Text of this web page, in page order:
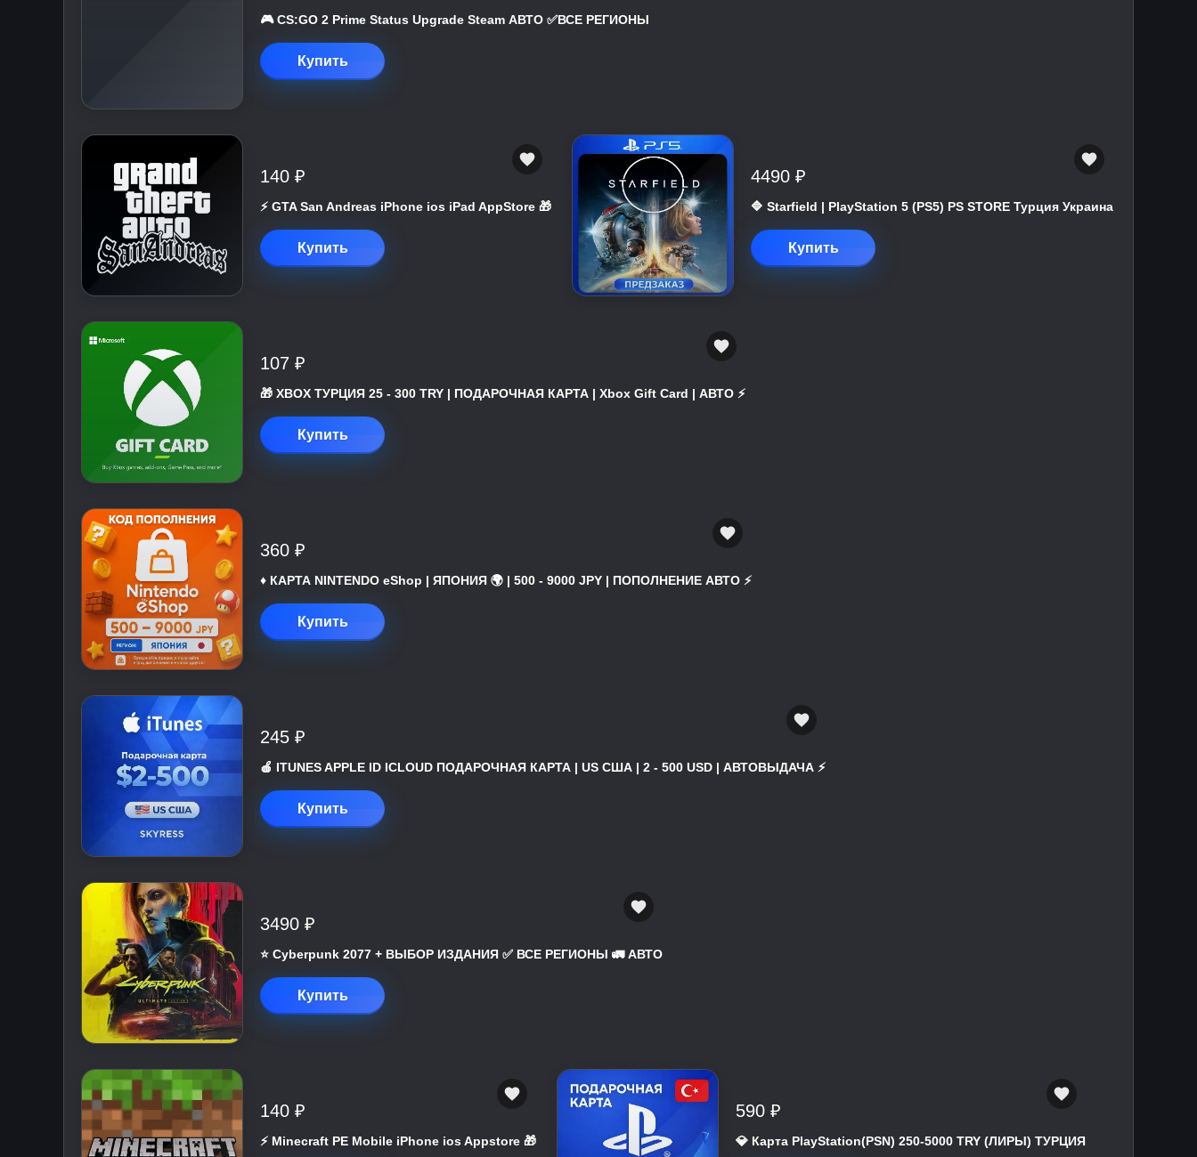
🎮 CS:GO 2 Prime Status Upgrade Steam АВТО ✅ВСЕ РЕГИОНЫ
Купить
140 ₽
⚡️ GTA San Andreas iPhone ios iPad AppStore 🎁
Купить
4490 ₽
🔷 Starfield | PlayStation 5 (PS5) PS STORE Турция Украина
Купить
107 ₽
🎁 XBOX ТУРЦИЯ 25 - 300 TRY | ПОДАРОЧНАЯ КАРТА | Xbox Gift Card | АВТО ⚡
Купить
360 ₽
♦️ КАРТА NINTENDO eShop | ЯПОНИЯ 🌍 | 500 - 9000 JPY | ПОПОЛНЕНИЕ АВТО ⚡
Купить
245 ₽
🍎 ITUNES APPLE ID ICLOUD ПОДАРОЧНАЯ КАРТА | US США | 2 - 500 USD | АВТОВЫДАЧА ⚡️
Купить
3490 ₽
⭐ Cyberpunk 2077 + ВЫБОР ИЗДАНИЯ ✅ ВСЕ РЕГИОНЫ 🚛 АВТО
Купить
140 ₽
⚡️ Minecraft PE Mobile iPhone ios Appstore 🎁
590 ₽
💎 Карта PlayStation(PSN) 250-5000 TRY (ЛИРЫ) ТУРЦИЯ